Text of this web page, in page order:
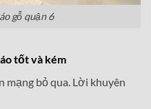
gỗ quận 6
tốt và kém
mạng bỏ qua. Lời khuyên